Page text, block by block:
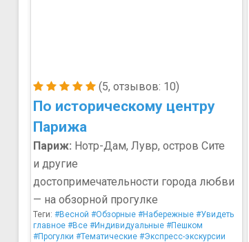
(5, отзывов: 10)
По историческому центру
Парижа
Париж: Нотр-Дам, Лувр, остров Сите
и другие
достопримечательности города любви
— на обзорной прогулке
Теги: #Весной #Обзорные #Набережные #Увидеть
главное #Все #Индивидуальные #Пешком
#Прогулки #Тематические #Экспресс-экскурсии